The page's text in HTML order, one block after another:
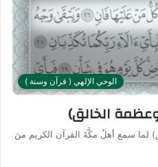
الوحي الإلهي ( قرآن وسنة )
الخالق)
لما سمع أهلُ مكَّةَ القرآن الكريم منَ